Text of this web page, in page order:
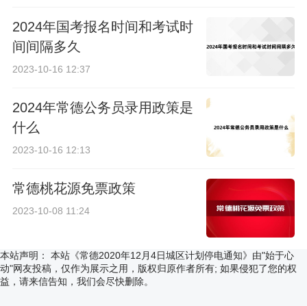
2024年国考报名时间和考试时
间间隔多久
2023-10-16 12:37
2024年常德公务员录用政策是
什么
2023-10-16 12:13
常德桃花源免票政策
2023-10-08 11:24
本站声明：
本站《常德2020年12月4日城区计划停电通知》由"始于心
动"网友投稿，仅作为展示之用，版权归原作者所有; 如果侵犯了您的权
益，请来信告知，我们会尽快删除。